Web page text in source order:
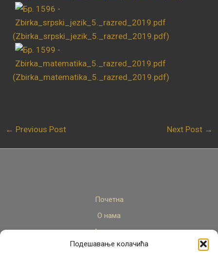
Подешавање колачића
(Zbirka_srpski_jezik_5._razred_2019.pdf)
(Zbirka_matematika_5._razred_2019.pdf)
← Previous Post Next Post →
Почетна
О нама
Актуелно
Стручни кадар